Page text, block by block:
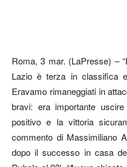
Roma, 3 mar. (LaPresse) –
Lazio è terza in classifica
Eravamo rimaneggiati in
bravi: era importante
positivo e la vittoria
commento di Massimiliano
dopo il successo in casa